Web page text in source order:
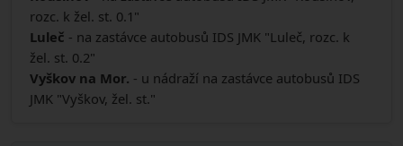
rozc. k žel. st. 0.1"
Luleč - na zastávce autobusů IDS JMK "Luleč, rozc. k
žel. st. 0.2"
Vyškov na Mor. - u nádraží na zastávce autobusů IDS
JMK "Vyškov, žel. st."